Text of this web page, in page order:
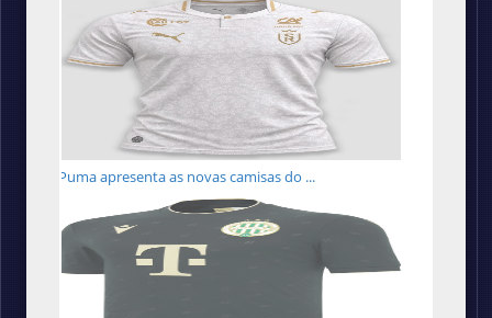
Puma apresenta as novas camisas do ...